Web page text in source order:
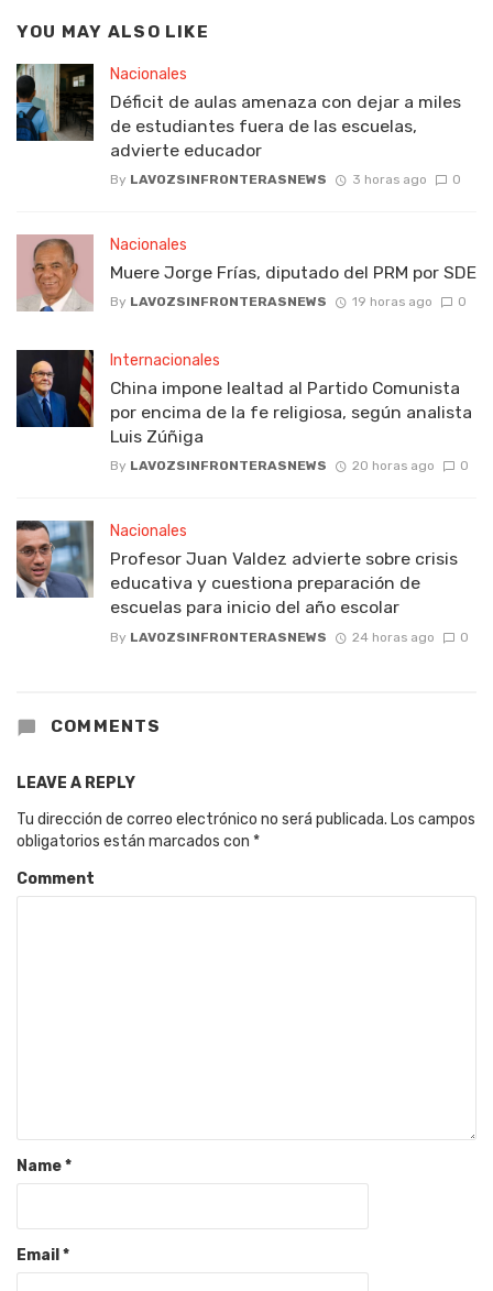
YOU MAY ALSO LIKE
Nacionales
Déficit de aulas amenaza con dejar a miles
de estudiantes fuera de las escuelas,
advierte educador
By LAVOZSINFRONTERASNEWS 3 horas ago 0
Nacionales
Muere Jorge Frías, diputado del PRM por SDE
By LAVOZSINFRONTERASNEWS 19 horas ago 0
Internacionales
China impone lealtad al Partido Comunista
por encima de la fe religiosa, según analista
Luis Zúñiga
By LAVOZSINFRONTERASNEWS 20 horas ago 0
Nacionales
Profesor Juan Valdez advierte sobre crisis
educativa y cuestiona preparación de
escuelas para inicio del año escolar
By LAVOZSINFRONTERASNEWS 24 horas ago 0
COMMENTS
LEAVE A REPLY
Tu dirección de correo electrónico no será publicada. Los campos
obligatorios están marcados con *
Comment
Name*
Email*